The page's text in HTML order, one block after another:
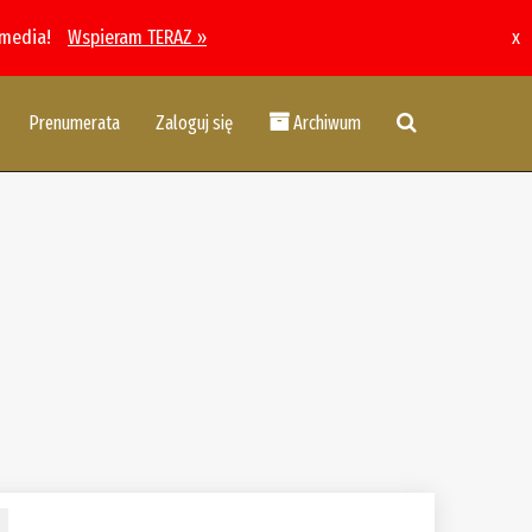
Wspieram TERAZ » x
Prenumerata Zaloguj się Archiwum